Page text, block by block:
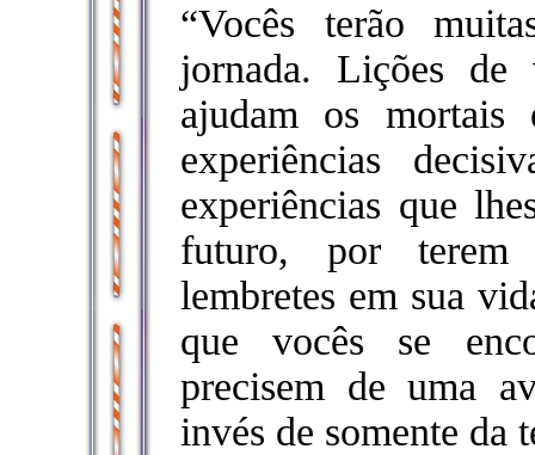
“Vocês terão
jornada. Lições de
ajudam os mortais
experiências
experiências que
futuro, por terem
lembretes em sua
que vocês se
precisem de uma
invés de somente da